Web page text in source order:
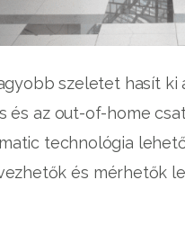
szeletet hasít
és az out-of-home
technológia
és mérhetők